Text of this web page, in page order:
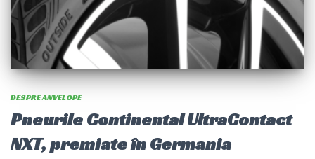
DESPRE ANVELOPE
Pneurile Continental UltraContact
NXT, premiate în Germania